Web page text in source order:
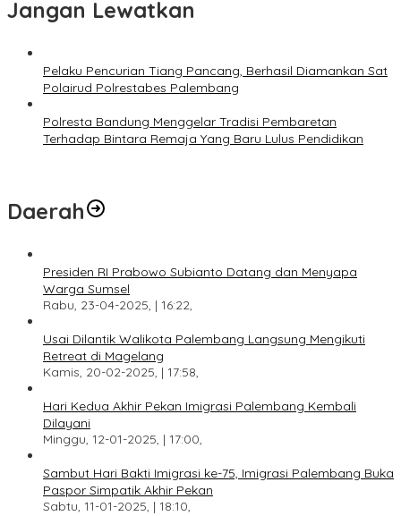
Jangan Lewatkan
Pelaku Pencurian Tiang Pancang, Berhasil Diamankan Sat
Polairud Polrestabes Palembang
Polresta Bandung Menggelar Tradisi Pembaretan
Terhadap Bintara Remaja Yang Baru Lulus Pendidikan
Daerah
Presiden RI Prabowo Subianto Datang dan Menyapa
Warga Sumsel
Rabu, 23-04-2025, | 16:22,
Usai Dilantik Walikota Palembang Langsung Mengikuti
Retreat di Magelang
Kamis, 20-02-2025, | 17:58,
Hari Kedua Akhir Pekan Imigrasi Palembang Kembali
Dilayani
Minggu, 12-01-2025, | 17:00,
Sambut Hari Bakti Imigrasi ke-75, Imigrasi Palembang Buka
Paspor Simpatik Akhir Pekan
Sabtu, 11-01-2025, | 18:10,